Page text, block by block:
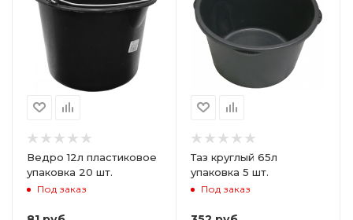
Ведро 12л пластиковое
упаковка 20 шт.
Под заказ
Таз круглый 65л
упаковка 5 шт.
Под заказ